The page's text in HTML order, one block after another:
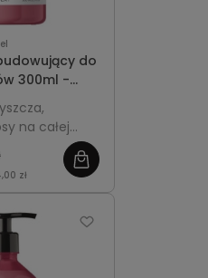
do
300ml -
Pro
na całej
nadając im
blask.
zł